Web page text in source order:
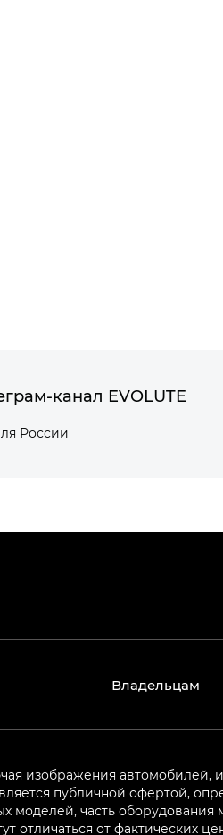
канал EVOLUTE
России
Владельцам
изображения автомобилей,
публичной офертой,
моделей, часть
отличаться от фактических